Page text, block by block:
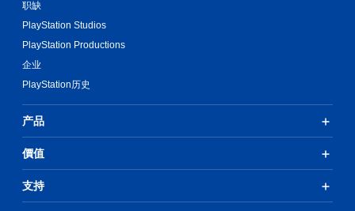
职缺
PlayStation Studios
PlayStation Productions
企业
PlayStation历史
产品
價值
支持